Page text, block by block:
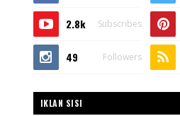
2.8k Subscribes
49 Followers
IKLAN SISI